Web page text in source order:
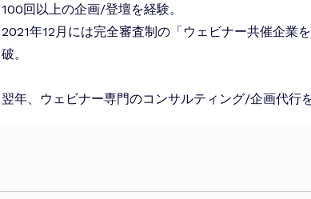
100回以上の企画/登壇を経験。
2021年12月には完全審査制の「ウェビナー共催企業
破。
翌年、ウェビナー専門のコンサルティング/企画代行